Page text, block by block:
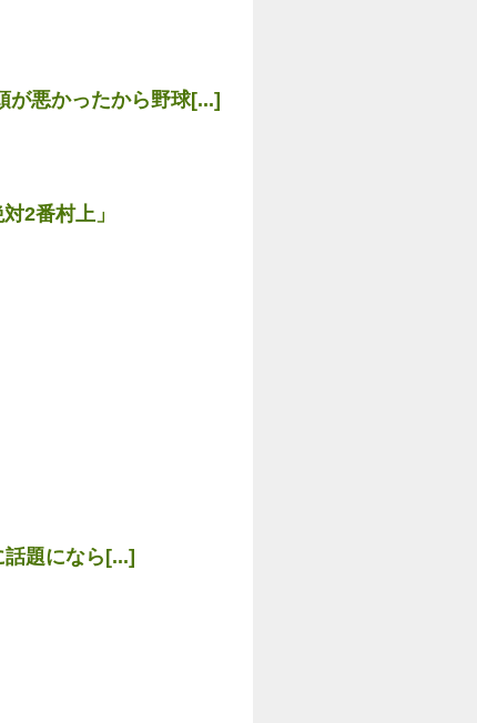
が悪かったから野球[...]
2番村上」
題になら[...]